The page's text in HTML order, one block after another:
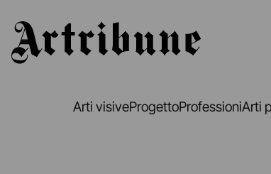
Arti visiveProgettoProfessioniArti